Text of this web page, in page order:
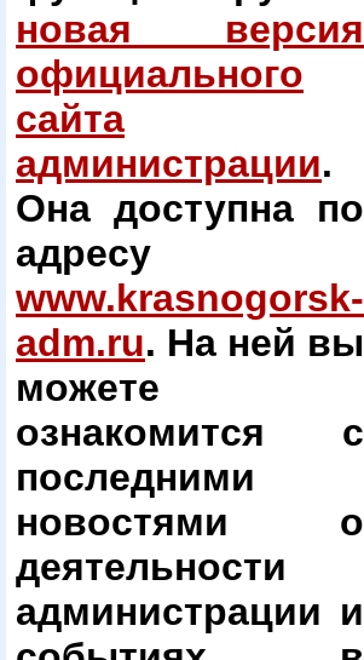
новая версия
официального
сайта
администрации.
Она доступна по
адресу
www.krasnogorsk-
adm.ru. На ней вы
можете
ознакомится с
последними
новостями о
деятельности
администрации и